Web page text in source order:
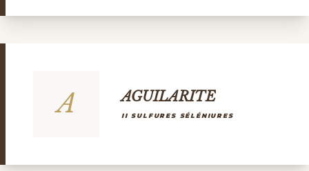
A AGUILARITE
II SULFURES SÉLÉNIURES